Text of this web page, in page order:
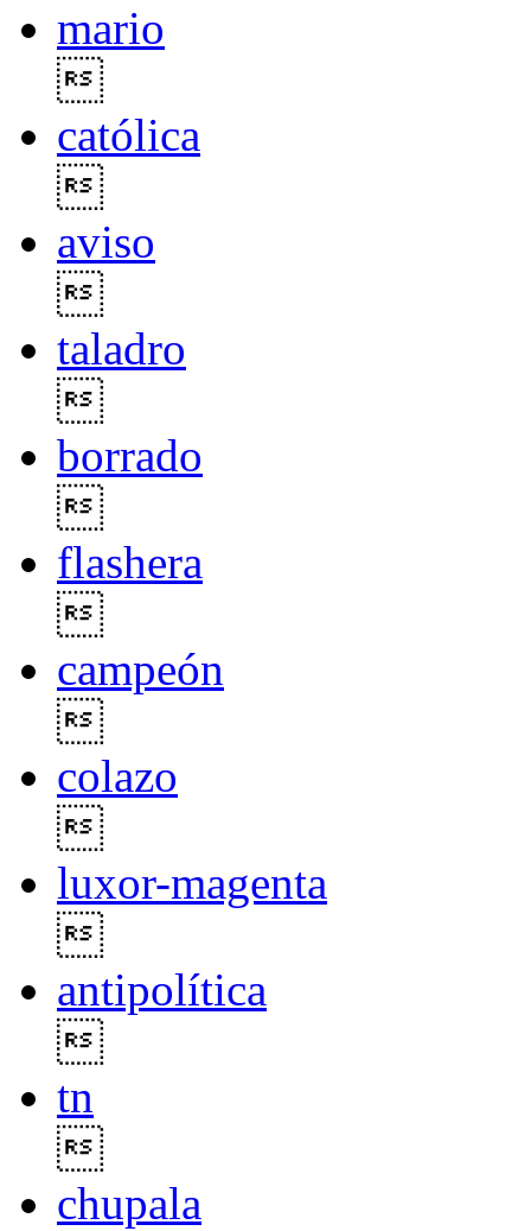
mario
católica
aviso
taladro
borrado
flashera
campeón
colazo
luxor-magenta
antipolítica
tn
chupala